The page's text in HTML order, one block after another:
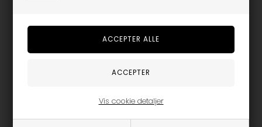
Vis cookie detaljer